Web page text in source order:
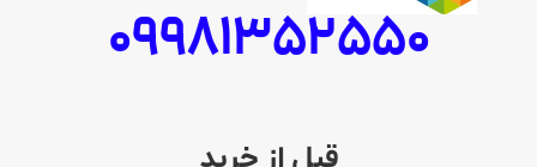
09981352550